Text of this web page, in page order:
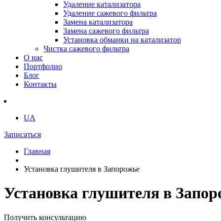
Удаление катализатора
Удаление сажевого фильтра
Замена катализатора
Замена сажевого фильтра
Установка обманки на катализатор
Чистка сажевого фильтра
О нас
Портфолио
Блог
Контакты
UA
Записаться
Главная
Установка глушителя в Запорожье
Установка глушителя в
Получить консультацию